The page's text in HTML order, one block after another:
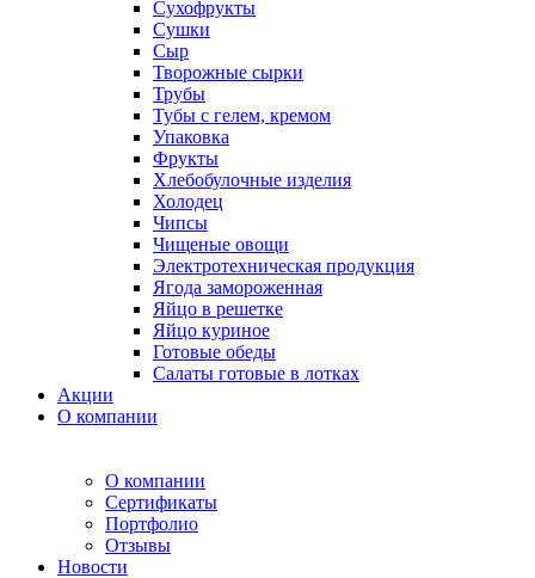
Сухофрукты
Сушки
Сыр
Творожные сырки
Трубы
Тубы с гелем, кремом
Упаковка
Фрукты
Хлебобулочные изделия
Холодец
Чипсы
Чищеные овощи
Электротехническая продукция
Ягода замороженная
Яйцо в решетке
Яйцо куриное
Готовые обеды
Салаты готовые в лотках
Акции
О компании
О компании
Сертификаты
Портфолио
Отзывы
Новости